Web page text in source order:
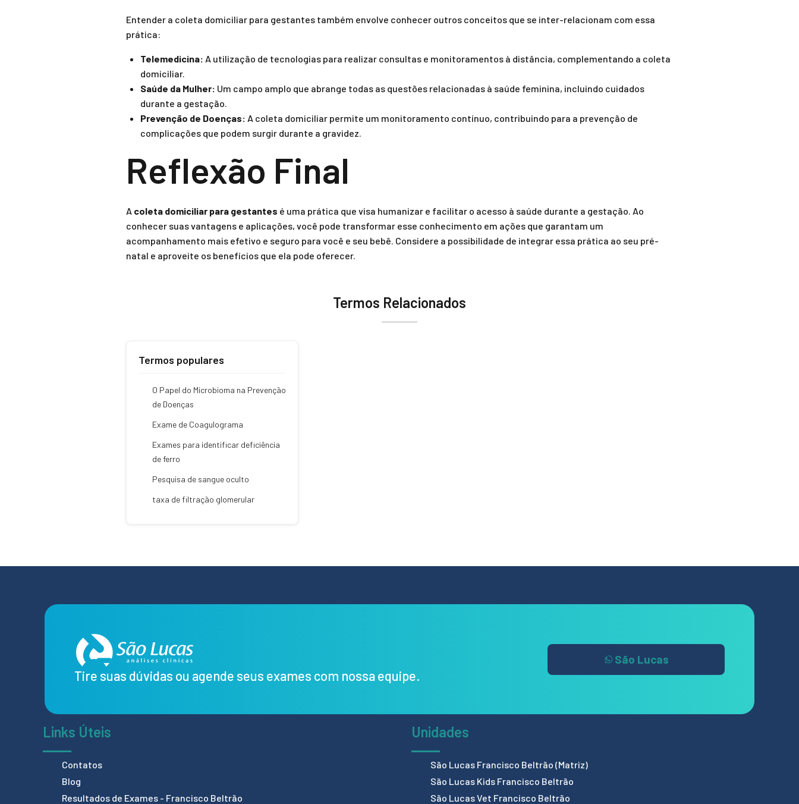
Entender a coleta domiciliar para gestantes também envolve conhecer outros conceitos que se inter-relacionam com essa
prática:
Telemedicina: A utilização de tecnologias para realizar consultas e monitoramentos à distância, complementando a coleta
domiciliar.
Saúde da Mulher: Um campo amplo que abrange todas as questões relacionadas à saúde feminina, incluindo cuidados
durante a gestação.
Prevenção de Doenças: A coleta domiciliar permite um monitoramento contínuo, contribuindo para a prevenção de
complicações que podem surgir durante a gravidez.
Reflexão Final
A coleta domiciliar para gestantes é uma prática que visa humanizar e facilitar o acesso à saúde durante a gestação. Ao
conhecer suas vantagens e aplicações, você pode transformar esse conhecimento em ações que garantam um
acompanhamento mais efetivo e seguro para você e seu bebê. Considere a possibilidade de integrar essa prática ao seu pré-
natal e aproveite os benefícios que ela pode oferecer.
Termos Relacionados
Termos populares
O Papel do Microbioma na Prevenção
de Doenças
Exame de Coagulograma
Exames para identificar deficiência
de ferro
Pesquisa de sangue oculto
taxa de filtração glomerular
Tire suas dúvidas ou agende seus exames com nossa equipe.
São Lucas
Links Úteis
Contatos
Blog
Resultados de Exames - Francisco Beltrão
Unidades
São Lucas Francisco Beltrão (Matriz)
São Lucas Kids Francisco Beltrão
São Lucas Vet Francisco Beltrão